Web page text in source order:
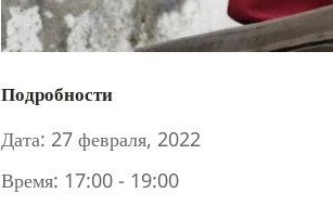
Подробности
Дата: 27 февраля, 2022
Время: 17:00 - 19:00